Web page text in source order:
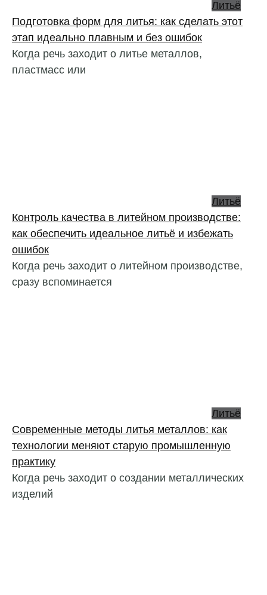
Литьё
Подготовка форм для литья: как сделать этот
этап идеально плавным и без ошибок
Когда речь заходит о литье металлов,
пластмасс или
Литьё
Контроль качества в литейном производстве:
как обеспечить идеальное литьё и избежать
ошибок
Когда речь заходит о литейном производстве,
сразу вспоминается
Литьё
Современные методы литья металлов: как
технологии меняют старую промышленную
практику
Когда речь заходит о создании металлических
изделий